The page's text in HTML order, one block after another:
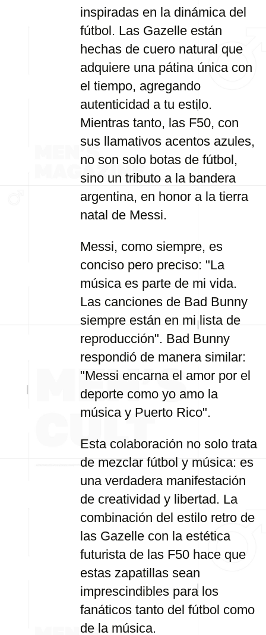
inspiradas en la dinámica del
fútbol. Las Gazelle están
hechas de cuero natural que
adquiere una pátina única con
el tiempo, agregando
autenticidad a tu estilo.
Mientras tanto, las F50, con
sus llamativos acentos azules,
no son solo botas de fútbol,
sino un tributo a la bandera
argentina, en honor a la tierra
natal de Messi.
Messi, como siempre, es
conciso pero preciso: "La
música es parte de mi vida.
Las canciones de Bad Bunny
siempre están en mi lista de
reproducción". Bad Bunny
respondió de manera similar:
"Messi encarna el amor por el
deporte como yo amo la
música y Puerto Rico".
Esta colaboración no solo trata
de mezclar fútbol y música: es
una verdadera manifestación
de creatividad y libertad. La
combinación del estilo retro de
las Gazelle con la estética
futurista de las F50 hace que
estas zapatillas sean
imprescindibles para los
fanáticos tanto del fútbol como
de la música.